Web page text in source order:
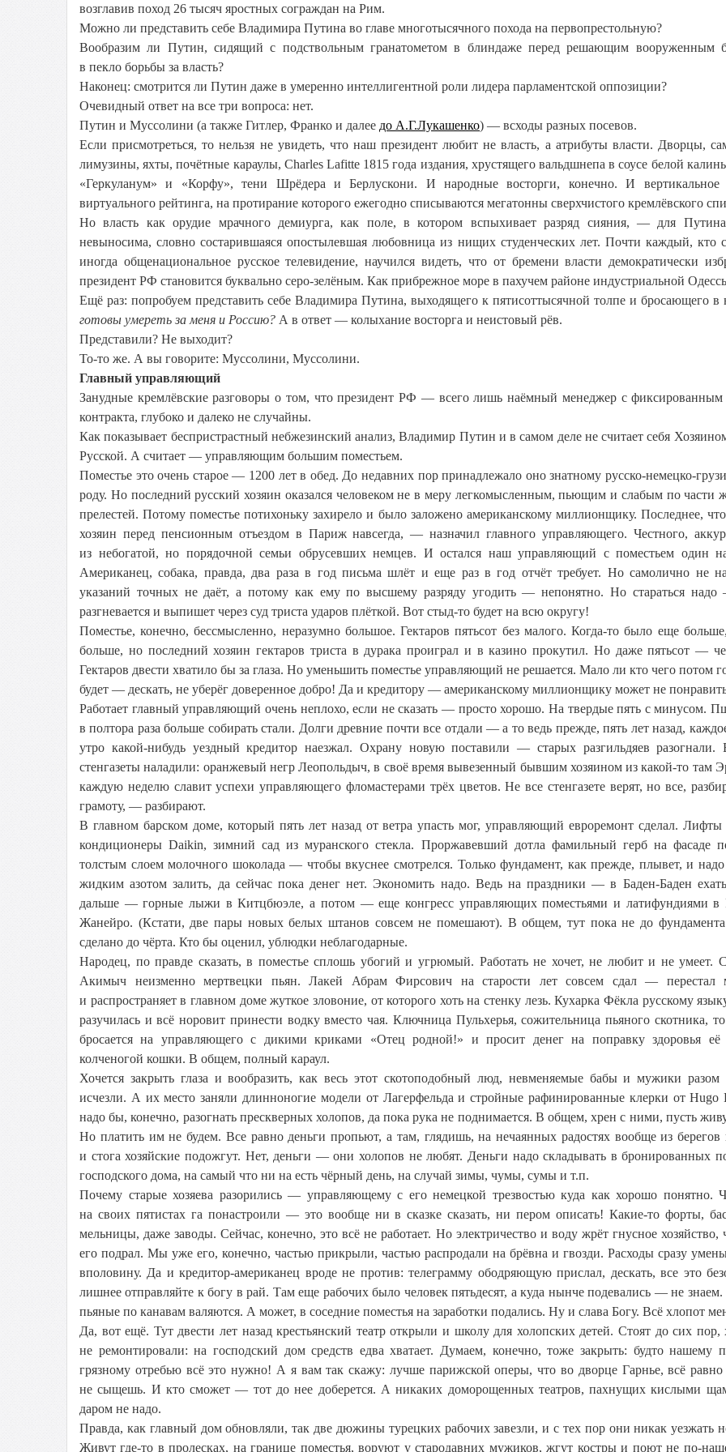
возглавив поход 26 тысяч яростных сограждан на Рим.
Можно ли представить себе Владимира Путина во главе многотысячного похода на первопрестольную?
Вообразим ли Путин, сидящий с подствольным гранатометом в блиндаже перед решающим вооруженным
в пекло борьбы за власть?
Наконец: смотрится ли Путин даже в умеренно интеллигентной роли лидера парламентской оппозиции?
Очевидный ответ на все три вопроса: нет.
Путин и Муссолини (а также Гитлер, Франко и далее до А.Г.Лукашенко) — всходы разных посевов.
Если присмотреться, то нельзя не увидеть, что наш президент любит не власть, а атрибуты власти. Дворцы,
лимузины, яхты, почётные караулы, Charles Lafitte 1815 года издания, хрустящего вальдшнепа в соусе белой
«Геркуланум» и «Корфу», тени Шрёдера и Берлускони. И народные восторги, конечно. И вертикальное
виртуального рейтинга, на протирание которого ежегодно списываются мегатонны сверхчистого кремлёвского
Но власть как орудие мрачного демиурга, как поле, в котором вспыхивает разряд сияния, — для
невыносима, словно состарившаяся опостылевшая любовница из нищих студенческих лет. Почти каждый, кто
иногда общенациональное русское телевидение, научился видеть, что от бремени власти демократически
президент РФ становится буквально серо-зелёным. Как прибрежное море в пахучем районе индустриальной
Ещё раз: попробуем представить себе Владимира Путина, выходящего к пятисоттысячной толпе и бросающего в
готовы умереть за меня и Россию? А в ответ — колыхание восторга и неистовый рёв.
Представили? Не выходит?
То-то же. А вы говорите: Муссолини, Муссолини.
Главный управляющий
Занудные кремлёвские разговоры о том, что президент РФ — всего лишь наёмный менеджер с фиксированным
контракта, глубоко и далеко не случайны.
Как показывает беспристрастный небжезинский анализ, Владимир Путин и в самом деле не считает себя
Русской. А считает — управляющим большим поместьем.
Поместье это очень старое — 1200 лет в обед. До недавних пор принадлежало оно знатному русско-немецко-
роду. Но последний русский хозяин оказался человеком не в меру легкомысленным, пьющим и слабым по части
прелестей. Потому поместье потихоньку захирело и было заложено американскому миллионщику. Последнее,
хозяин перед пенсионным отъездом в Париж навсегда, — назначил главного управляющего. Честного,
из небогатой, но порядочной семьи обрусевших немцев. И остался наш управляющий с поместьем один
Американец, собака, правда, два раза в год письма шлёт и еще раз в год отчёт требует. Но самолично не
указаний точных не даёт, а потому как ему по высшему разряду угодить — непонятно. Но стараться
разгневается и выпишет через суд триста ударов плёткой. Вот стыд-то будет на всю округу!
Поместье, конечно, бессмысленно, неразумно большое. Гектаров пятьсот без малого. Когда-то было еще
больше, но последний хозяин гектаров триста в дурака проиграл и в казино прокутил. Но даже пятьсот —
Гектаров двести хватило бы за глаза. Но уменьшить поместье управляющий не решается. Мало ли кто чего потом
будет — дескать, не уберёг доверенное добро! Да и кредитору — американскому миллионщику может не
Работает главный управляющий очень неплохо, если не сказать — просто хорошо. На твердые пять с минусом.
в полтора раза больше собирать стали. Долги древние почти все отдали — а то ведь прежде, пять лет назад,
утро какой-нибудь уездный кредитор наезжал. Охрану новую поставили — старых разгильдяев разогнали.
стенгазеты наладили: оранжевый негр Леопольдыч, в своё время вывезенный бывшим хозяином из какой-то там
каждую неделю славит успехи управляющего фломастерами трёх цветов. Не все стенгазете верят, но все,
грамоту, — разбирают.
В главном барском доме, который пять лет назад от ветра упасть мог, управляющий евроремонт сделал.
кондиционеры Daikin, зимний сад из муранского стекла. Проржавевший дотла фамильный герб на фасаде
толстым слоем молочного шоколада — чтобы вкуснее смотрелся. Только фундамент, как прежде, плывет, и
жидким азотом залить, да сейчас пока денег нет. Экономить надо. Ведь на праздники — в Баден-Баден
дальше — горные лыжи в Китцбюэле, а потом — еще конгресс управляющих поместьями и латифундиями в
Жанейро. (Кстати, две пары новых белых штанов совсем не помешают). В общем, тут пока не до
сделано до чёрта. Кто бы оценил, ублюдки неблагодарные.
Народец, по правде сказать, в поместье сплошь убогий и угрюмый. Работать не хочет, не любит и не умеет.
Акимыч неизменно мертвецки пьян. Лакей Абрам Фирсович на старости лет совсем сдал — перестал
и распространяет в главном доме жуткое зловоние, от которого хоть на стенку лезь. Кухарка Фёкла русскому
разучилась и всё норовит принести водку вместо чая. Ключница Пульхерья, сожительница пьяного скотника,
бросается на управляющего с дикими криками «Отец родной!» и просит денег на поправку здоровья её
колченогой кошки. В общем, полный караул.
Хочется закрыть глаза и вообразить, как весь этот скотоподобный люд, невменяемые бабы и мужики разом
исчезли. А их место заняли длинноногие модели от Лагерфельда и стройные рафинированные клерки от Hugo
надо бы, конечно, разогнать прескверных холопов, да пока рука не поднимается. В общем, хрен с ними, пусть
Но платить им не будем. Все равно деньги пропьют, а там, глядишь, на нечаянных радостях вообще из берегов
и стога хозяйские подожгут. Нет, деньги — они холопов не любят. Деньги надо складывать в бронированных
господского дома, на самый что ни на есть чёрный день, на случай зимы, чумы, сумы и т.п.
Почему старые хозяева разорились — управляющему с его немецкой трезвостью куда как хорошо понятно.
на своих пятистах га понастроили — это вообще ни в сказке сказать, ни пером описать! Какие-то форты,
мельницы, даже заводы. Сейчас, конечно, это всё не работает. Но электричество и воду жрёт гнусное хозяйство,
его подрал. Мы уже его, конечно, частью прикрыли, частью распродали на брёвна и гвозди. Расходы сразу
вполовину. Да и кредитор-американец вроде не против: телеграмму ободряющую прислал, дескать, все это
лишнее отправляйте к богу в рай. Там еще рабочих было человек пятьдесят, а куда нынче подевались — не
пьяные по канавам валяются. А может, в соседние поместья на заработки подались. Ну и слава Богу. Всё хлопот
Да, вот ещё. Тут двести лет назад крестьянский театр открыли и школу для холопских детей. Стоят до сих пор,
не ремонтировали: на господский дом средств едва хватает. Думаем, конечно, тоже закрыть: будто нашему
грязному отребью всё это нужно! А я вам так скажу: лучше парижской оперы, что во дворце Гарнье, всё равно
не сыщешь. И кто сможет — тот до нее доберется. А никаких доморощенных театров, пахнущих кислыми
даром не надо.
Правда, как главный дом обновляли, так две дюжины турецких рабочих завезли, и с тех пор они никак уезжать
Живут где-то в пролесках, на границе поместья, воруют у стародавних мужиков, жгут костры и поют не по-